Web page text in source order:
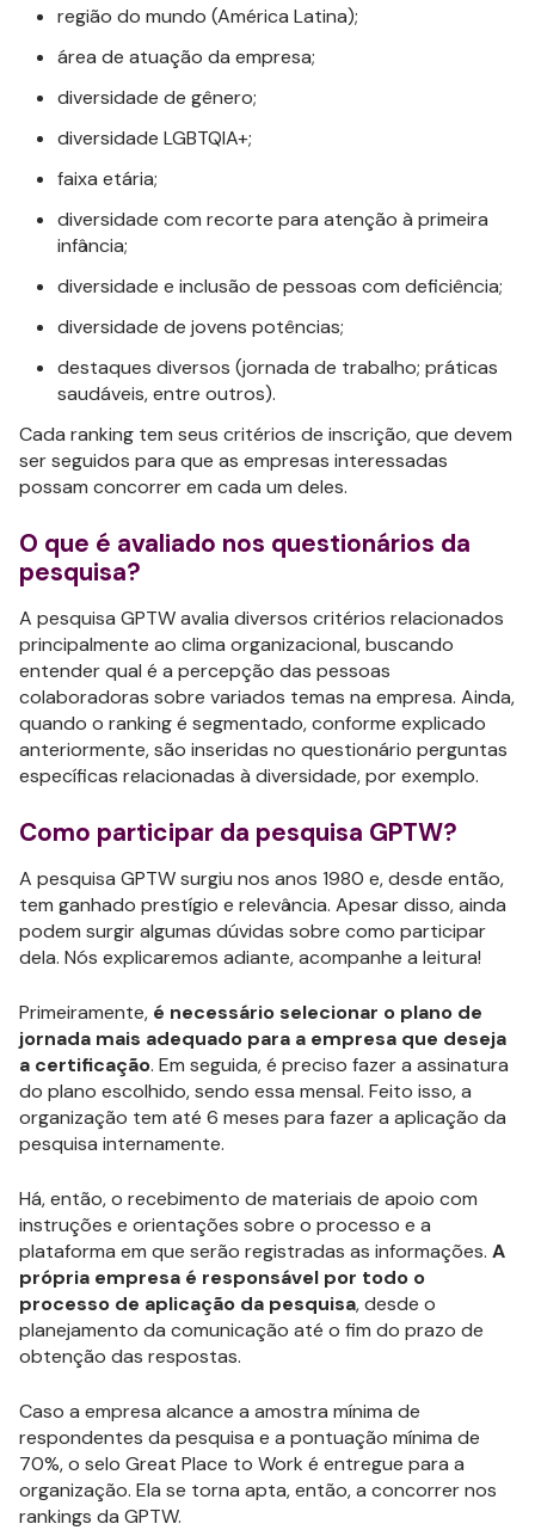
região do mundo (América Latina);
área de atuação da empresa;
diversidade de gênero;
diversidade LGBTQIA+;
faixa etária;
diversidade com recorte para atenção à primeira
infância;
diversidade e inclusão de pessoas com deficiência;
diversidade de jovens potências;
destaques diversos (jornada de trabalho; práticas
saudáveis, entre outros).
Cada ranking tem seus critérios de inscrição, que devem
ser seguidos para que as empresas interessadas
possam concorrer em cada um deles.
O que é avaliado nos questionários da
pesquisa?
A pesquisa GPTW avalia diversos critérios relacionados
principalmente ao clima organizacional, buscando
entender qual é a percepção das pessoas
colaboradoras sobre variados temas na empresa. Ainda,
quando o ranking é segmentado, conforme explicado
anteriormente, são inseridas no questionário perguntas
específicas relacionadas à diversidade, por exemplo.
Como participar da pesquisa GPTW?
A pesquisa GPTW surgiu nos anos 1980 e, desde então,
tem ganhado prestígio e relevância. Apesar disso, ainda
podem surgir algumas dúvidas sobre como participar
dela. Nós explicaremos adiante, acompanhe a leitura!
Primeiramente, é necessário selecionar o plano de
jornada mais adequado para a empresa que deseja
a certificação. Em seguida, é preciso fazer a assinatura
do plano escolhido, sendo essa mensal. Feito isso, a
organização tem até 6 meses para fazer a aplicação da
pesquisa internamente.
Há, então, o recebimento de materiais de apoio com
instruções e orientações sobre o processo e a
plataforma em que serão registradas as informações. A
própria empresa é responsável por todo o
processo de aplicação da pesquisa, desde o
planejamento da comunicação até o fim do prazo de
obtenção das respostas.
Caso a empresa alcance a amostra mínima de
respondentes da pesquisa e a pontuação mínima de
70%, o selo Great Place to Work é entregue para a
organização. Ela se torna apta, então, a concorrer nos
rankings da GPTW.